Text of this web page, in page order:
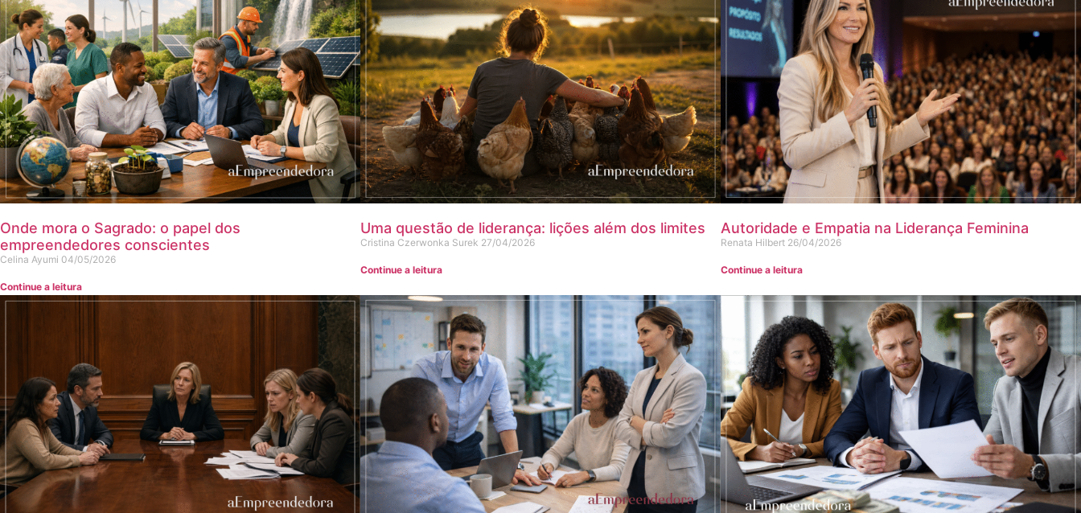
Onde mora o Sagrado: o papel dos
empreendedores conscientes
Celina Ayumi 04/05/2026
Continue a leitura
Uma questão de liderança: lições além dos limites
Cristina Czerwonka Surek 27/04/2026
Continue a leitura
Autoridade e Empatia na Liderança Feminina
Renata Hilbert 26/04/2026
Continue a leitura